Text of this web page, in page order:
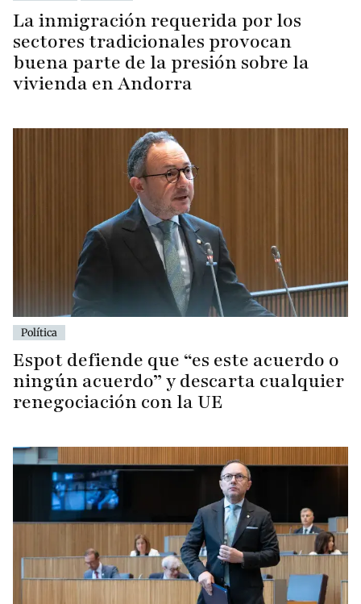
La inmigración requerida por los
sectores tradicionales provocan
buena parte de la presión sobre la
vivienda en Andorra
Política
Espot defiende que “es este acuerdo o
ningún acuerdo” y descarta cualquier
renegociación con la UE